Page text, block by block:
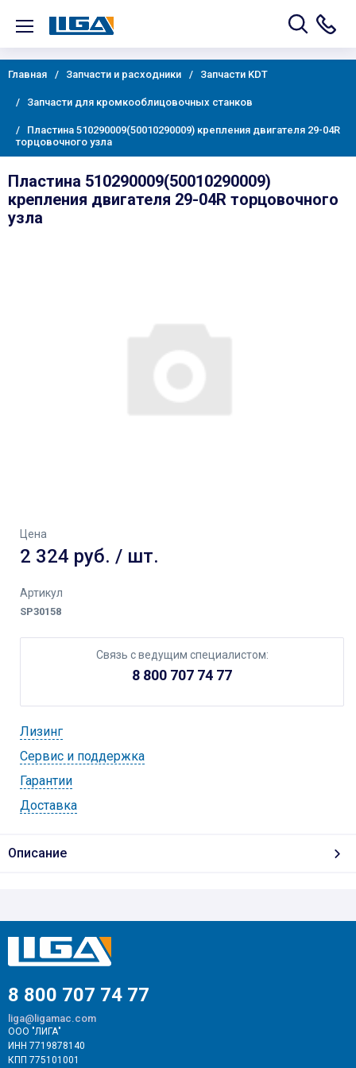
Главная Запчасти и расходники Запчасти KDT
Запчасти для кромкооблицовочных станков
Пластина 510290009(50010290009) крепления двигателя 29-04R
торцовочного узла
Пластина 510290009(50010290009)
крепления двигателя 29-04R торцовочного
узла
Цена
2 324 руб. / шт.
Артикул
SP30158
Связь с ведущим специалистом:
8 800 707 74 77
Лизинг
Cервис и поддержка
Гарантии
Доставка
Описание
8 800 707 74 77
liga@ligamac.com
ООО "ЛИГА"
ИНН 7719878140
КПП 775101001